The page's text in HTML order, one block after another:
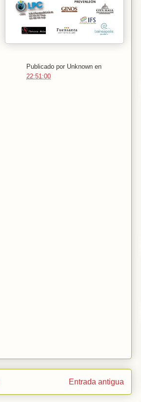
Publicado por Unknown en
22:51:00
Entrada antigua